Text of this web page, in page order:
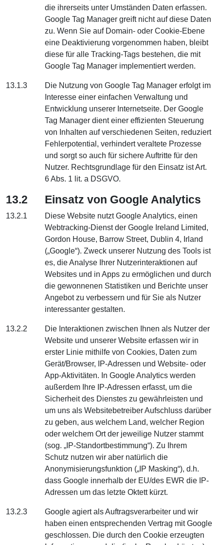
die ihrerseits unter Umständen Daten erfassen.
Google Tag Manager greift nicht auf diese Daten
zu. Wenn Sie auf Domain- oder Cookie-Ebene
eine Deaktivierung vorgenommen haben, bleibt
diese für alle Tracking-Tags bestehen, die mit
Google Tag Manager implementiert werden.
13.1.3
Die Nutzung von Google Tag Manager erfolgt im
Interesse einer einfachen Verwaltung und
Entwicklung unserer Internetseite. Der Google
Tag Manager dient einer effizienten Steuerung
von Inhalten auf verschiedenen Seiten, reduziert
Fehlerpotential, verhindert veraltete Prozesse
und sorgt so auch für sichere Auftritte für den
Nutzer. Rechtsgrundlage für den Einsatz ist Art.
6 Abs. 1 lit. a DSGVO.
13.2 Einsatz von Google Analytics
13.2.1
Diese Website nutzt Google Analytics, einen
Webtracking-Dienst der Google Ireland Limited,
Gordon House, Barrow Street, Dublin 4, Irland
(„Google“). Zweck unserer Nutzung des Tools ist
es, die Analyse Ihrer Nutzerinteraktionen auf
Websites und in Apps zu ermöglichen und durch
die gewonnenen Statistiken und Berichte unser
Angebot zu verbessern und für Sie als Nutzer
interessanter gestalten.
13.2.2
Die Interaktionen zwischen Ihnen als Nutzer der
Website und unserer Website erfassen wir in
erster Linie mithilfe von Cookies, Daten zum
Gerät/Browser, IP-Adressen und Website- oder
App-Aktivitäten. In Google Analytics werden
außerdem Ihre IP-Adressen erfasst, um die
Sicherheit des Dienstes zu gewährleisten und
um uns als Websitebetreiber Aufschluss darüber
zu geben, aus welchem Land, welcher Region
oder welchem Ort der jeweilige Nutzer stammt
(sog. „IP-Standortbestimmung“). Zu Ihrem
Schutz nutzen wir aber natürlich die
Anonymisierungsfunktion („IP Masking“), d.h.
dass Google innerhalb der EU/des EWR die IP-
Adressen um das letzte Oktett kürzt.
13.2.3
Google agiert als Auftragsverarbeiter und wir
haben einen entsprechenden Vertrag mit Google
geschlossen. Die durch den Cookie erzeugten